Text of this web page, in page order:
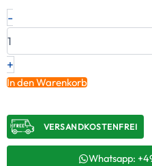
-
Neuer
Original
BENZ
–
9000960799
53169807167
Menge
+
In den Warenkorb
VERSANDKOSTENFREI​
Whatsapp: